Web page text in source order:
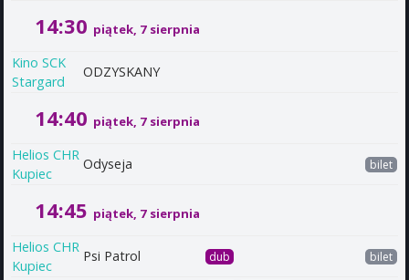
14:30 piątek, 7 sierpnia
Kino SCK
Stargard
ODZYSKANY
14:40 piątek, 7 sierpnia
Helios CHR
Kupiec
Odyseja bilet
14:45 piątek, 7 sierpnia
Helios CHR
Kupiec
Psi Patrol dub bilet